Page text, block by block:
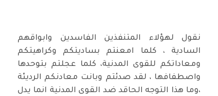
نقول لهؤلاء المتنفذين الفاسدين وابواقهم
السادية ، كلما امعنتم بساديتكم وكراهيتكم
ومعاداتكم للقوى المدنية، كلما عجلتم بتوحدها
واصطفافها ، لقد صدئتم وبانت معادنكم الرديئة
،وما هذا التوجه الحاقد ضد القوى المدنية انما يدل